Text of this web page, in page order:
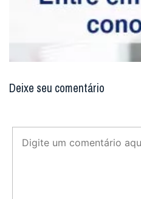
Deixe seu comentário